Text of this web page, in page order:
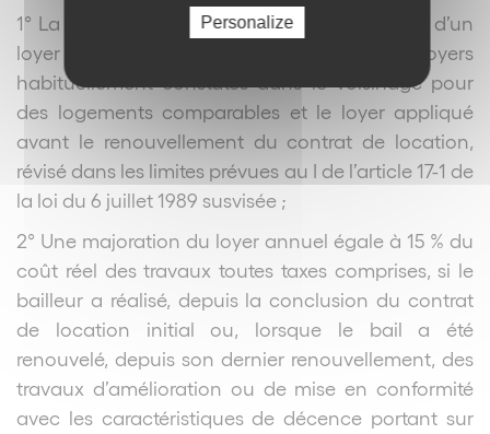
1° La moitié de la différence entre le montant d’un
loyer déterminé par référence aux loyers
habituellement constatés dans le voisinage pour
des logements comparables et le loyer appliqué
avant le renouvellement du contrat de location,
révisé dans les limites prévues au I de l’article 17-1 de
la loi du 6 juillet 1989 susvisée ;
2° Une majoration du loyer annuel égale à 15 % du
coût réel des travaux toutes taxes comprises, si le
bailleur a réalisé, depuis la conclusion du contrat
de location initial ou, lorsque le bail a été
renouvelé, depuis son dernier renouvellement, des
travaux d’amélioration ou de mise en conformité
avec les caractéristiques de décence portant sur
Personalize